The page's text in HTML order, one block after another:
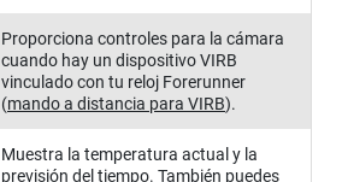
Proporciona controles para la cámara
cuando hay un dispositivo VIRB
vinculado con tu reloj Forerunner
(mando a distancia para VIRB).
Muestra la temperatura actual y la
previsión del tiempo. También puedes